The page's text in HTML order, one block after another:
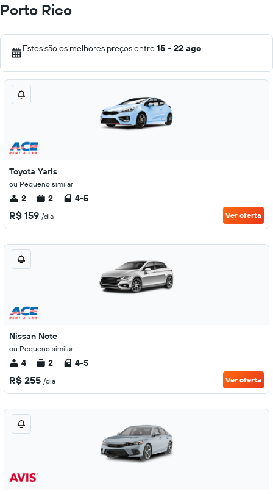
Porto Rico
Estes são os melhores preços entre15 - 22 ago.
Toyota Yaris
ou Pequeno similar
2 2 4-5
R$ 159 /dia Ver oferta
Nissan Note
ou Pequeno similar
4 2 4-5
R$ 255 /dia Ver oferta